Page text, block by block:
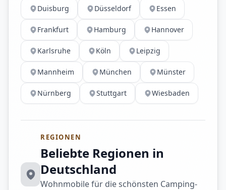
Duisburg Düsseldorf Essen
Frankfurt Hamburg Hannover
Karlsruhe Köln Leipzig
Mannheim München Münster
Nürnberg Stuttgart Wiesbaden
REGIONEN
Beliebte Regionen in
Deutschland
Wohnmobile für die schönsten Camping-